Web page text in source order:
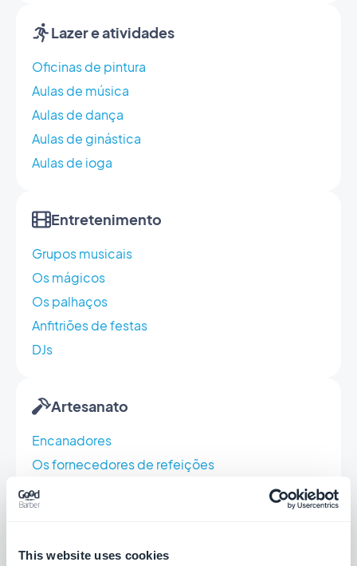
This website uses cookies
Lazer e atividades
Oficinas de pintura
Aulas de música
Aulas de dança
Aulas de ginástica
Aulas de ioga
Entretenimento
Grupos musicais
Os mágicos
Os palhaços
Anfitriões de festas
DJs
Artesanato
Encanadores
Os fornecedores de refeições
Marceneiros
Os pedreiros